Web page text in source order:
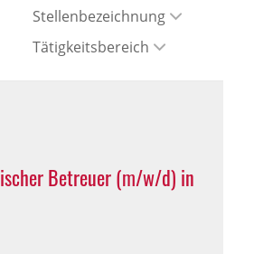
Stellenbezeichnung
Tätigkeitsbereich
Betreuer (m/w/d) in